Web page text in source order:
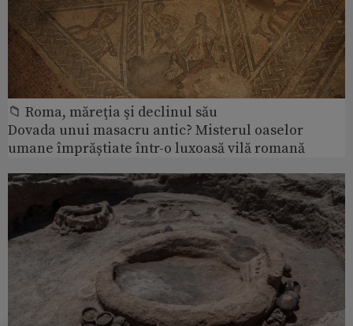
📁 Roma, măreţia şi declinul său
Dovada unui masacru antic? Misterul oaselor
umane împrăștiate într-o luxoasă vilă romană